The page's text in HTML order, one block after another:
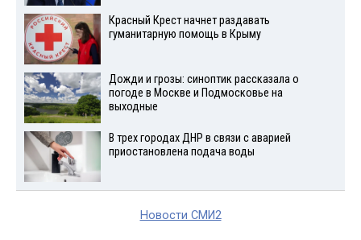
Красный Крест начнет раздавать
гуманитарную помощь в Крыму
Дожди и грозы: синоптик рассказала о
погоде в Москве и Подмосковье на
выходные
В трех городах ДНР в связи с аварией
приостановлена подача воды
Новости СМИ2